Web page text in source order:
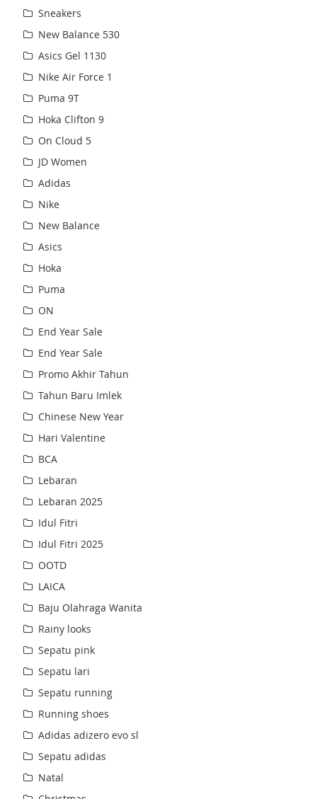
Sneakers
New Balance 530
Asics Gel 1130
Nike Air Force 1
Puma 9T
Hoka Clifton 9
On Cloud 5
JD Women
Adidas
Nike
New Balance
Asics
Hoka
Puma
ON
End Year Sale
End Year Sale
Promo Akhir Tahun
Tahun Baru Imlek
Chinese New Year
Hari Valentine
BCA
Lebaran
Lebaran 2025
Idul Fitri
Idul Fitri 2025
OOTD
LAICA
Baju Olahraga Wanita
Rainy looks
Sepatu pink
Sepatu lari
Sepatu running
Running shoes
Adidas adizero evo sl
Sepatu adidas
Natal